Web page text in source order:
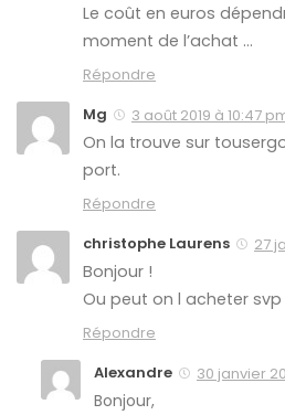
Le coût en euros
moment de l’achat …
Répondre
Mg
3 août 2019 à 10:47
On la trouve sur
port.
Répondre
christophe Laurens
27
Bonjour !
Ou peut on l acheter svp
Répondre
Alexandre
30 janvier
Bonjour,